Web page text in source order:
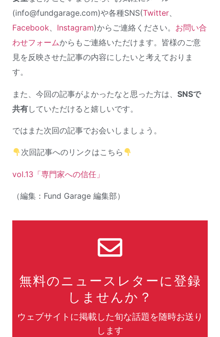
(info@fundgarage.com)や各種SNS(Twitter、
Facebook、 Instagram)からご連絡ください。 お問い合
わせフォームからもご連絡いただけます。皆様のご意
見を反映させた記事の内容にしたいと考えておりま
す。
また、今回の記事がよかったなと思った方は、 SNSで
共有していただけると嬉しいです。
ではまた次回の記事でお会いしましょう。
次回記事へのリンクはこちら
vol.13「専門家への信任」
（編集：Fund Garage 編集部）
無料のニュースレターに登録
しませんか？
ウェブサイトに掲載した旬な話題を随時お送り
します